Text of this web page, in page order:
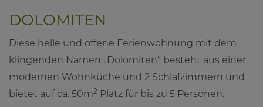
DOLOMITEN
Diese helle und offene Ferienwohnung mit dem
klingenden Namen „Dolomiten“ besteht aus einer
modernen Wohnküche und 2 Schlafzimmern und
bietet auf ca. 50m2 Platz für bis zu 5 Personen.